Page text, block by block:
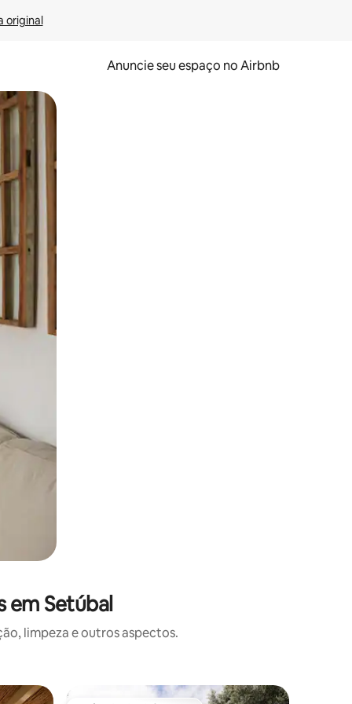
original
Anuncie seu espaço no Airbnb
o dedo na tela.
em Setúbal
limpeza e outros aspectos.